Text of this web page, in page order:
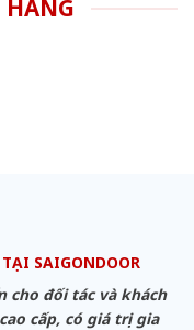
HÀNG
SAIGONDOOR
cho đối tác và khách
cấp, có giá trị gia